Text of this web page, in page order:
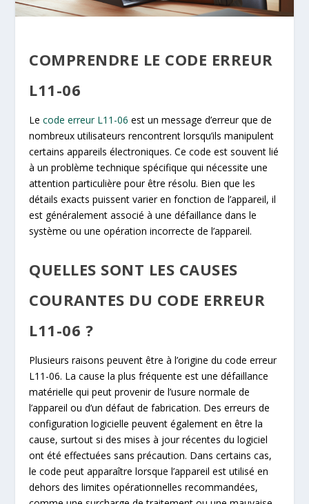
COMPRENDRE LE CODE ERREUR
L11-06
Lecode erreur L11-06 est un message d’erreur que de
nombreux utilisateurs rencontrent lorsqu’ils manipulent
certains appareils électroniques. Ce code est souvent lié
à un problème technique spécifique qui nécessite une
attention particulière pour être résolu. Bien que les
détails exacts puissent varier en fonction de l’appareil, il
est généralement associé à une défaillance dans le
système ou une opération incorrecte de l’appareil.
QUELLES SONT LES CAUSES
COURANTES DU CODE ERREUR
L11-06 ?
Plusieurs raisons peuvent être à l’origine du code erreur
L11-06. La cause la plus fréquente est une défaillance
matérielle qui peut provenir de l’usure normale de
l’appareil ou d’un défaut de fabrication. Des erreurs de
configuration logicielle peuvent également en être la
cause, surtout si des mises à jour récentes du logiciel
ont été effectuées sans précaution. Dans certains cas,
le code peut apparaître lorsque l’appareil est utilisé en
dehors des limites opérationnelles recommandées,